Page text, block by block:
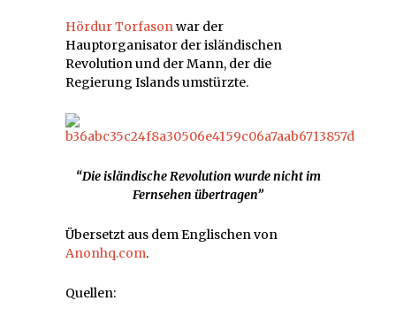
Hördur Torfasonwar der
Hauptorganisator der isländischen
Revolution und der Mann, der die
Regierung Islands umstürzte.
“Die isländische Revolution wurde nicht im
Fernsehen übertragen”
Übersetzt aus dem Englischen von
Anonhq.com.
Quellen: